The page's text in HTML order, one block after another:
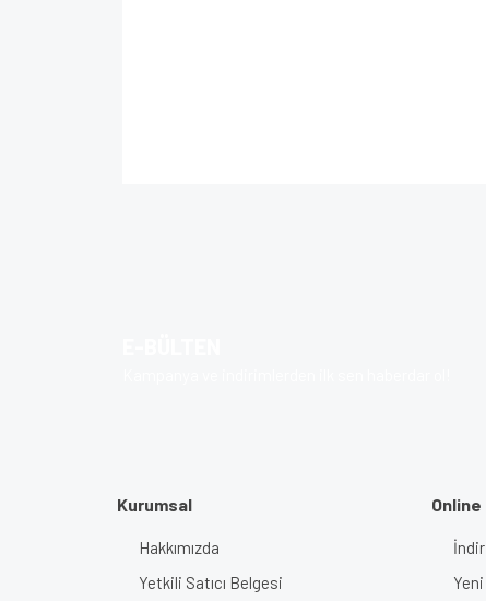
Kurumsal
Hakkımızda
Yetkili Satıcı Belgesi
Online